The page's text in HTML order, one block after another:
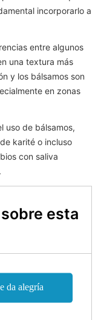
incorporarlo a
entre algunos
una textura más
y los bálsamos son
en zonas
uso de bálsamos,
karité o incluso
con saliva
esta